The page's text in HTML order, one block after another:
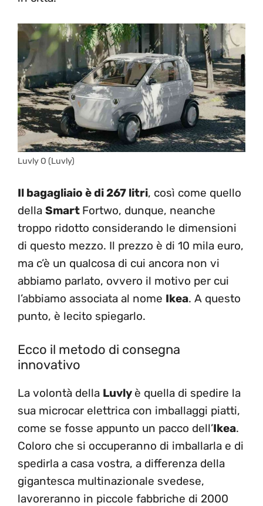
Luvly O (Luvly)
Il bagagliaio è di 267 litri, così come quello
della Smart Fortwo, dunque, neanche
troppo ridotto considerando le dimensioni
di questo mezzo. Il prezzo è di 10 mila euro,
ma c’è un qualcosa di cui ancora non vi
abbiamo parlato, ovvero il motivo per cui
l’abbiamo associata al nome Ikea. A questo
punto, è lecito spiegarlo.
Ecco il metodo di consegna
innovativo
La volontà della Luvly è quella di spedire la
sua microcar elettrica con imballaggi piatti,
come se fosse appunto un pacco dell’Ikea.
Coloro che si occuperanno di imballarla e di
spedirla a casa vostra, a differenza della
gigantesca multinazionale svedese,
lavoreranno in piccole fabbriche di 2000